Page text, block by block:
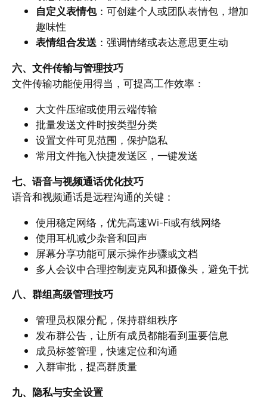
自定义表情包：可创建个人或团队表情包，增加
趣味性
表情组合发送 ：强调情绪或表达意思更生动
六、文件传输与管理技巧
文件传输功能使用得当，可提高工作效率：
大文件压缩或使用云端传输
批量发送文件时按类型分类
设置文件可见范围，保护隐私
常用文件拖入快捷发送区，一键发送
七、语音与视频通话优化技巧
语音和视频通话是远程沟通的关键：
使用稳定网络，优先高速Wi-Fi或有线网络
使用耳机减少杂音和回声
屏幕分享功能可展示操作步骤或文档
多人会议中合理控制麦克风和摄像头，避免干扰
八、群组高级管理技巧
管理员权限分配，保持群组秩序
发布群公告，让所有成员都能看到重要信息
成员标签管理，快速定位和沟通
入群审批，提高群质量
九、隐私与安全设置